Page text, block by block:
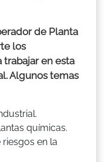
de Planta
los
en esta
Algunos temas
químicas.
en la